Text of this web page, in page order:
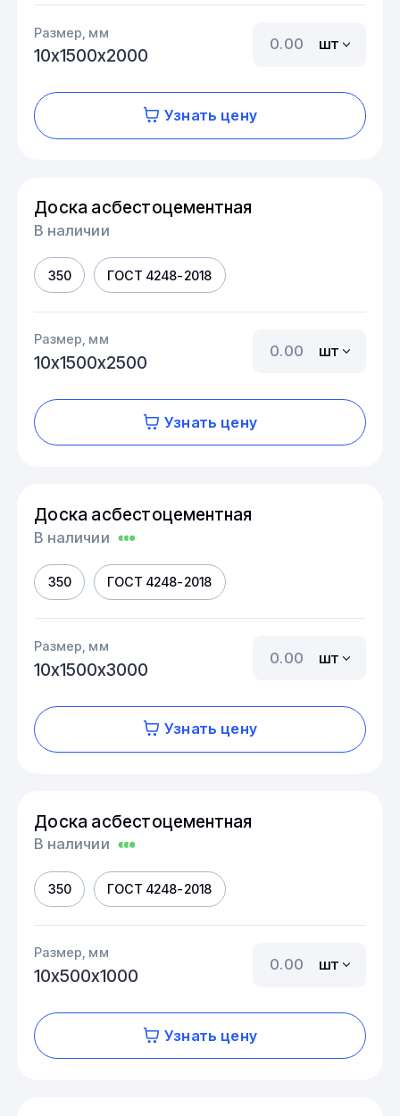
Размер, мм
10х1500х2000
шт
Узнать цену
Доска асбестоцементная
В наличии
350 ГОСТ 4248-2018
Размер, мм
10х1500х2500
шт
Узнать цену
Доска асбестоцементная
В наличии
350 ГОСТ 4248-2018
Размер, мм
10х1500х3000
шт
Узнать цену
Доска асбестоцементная
В наличии
350 ГОСТ 4248-2018
Размер, мм
10х500х1000
шт
Узнать цену